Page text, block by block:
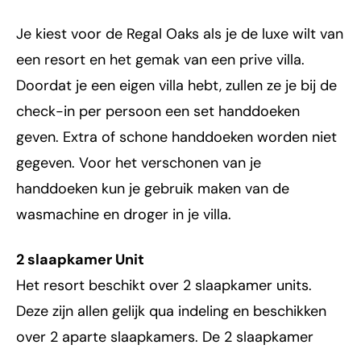
Je kiest voor de Regal Oaks als je de luxe wilt van
een resort en het gemak van een prive villa.
Doordat je een eigen villa hebt, zullen ze je bij de
check-in per persoon een set handdoeken
geven. Extra of schone handdoeken worden niet
gegeven. Voor het verschonen van je
handdoeken kun je gebruik maken van de
wasmachine en droger in je villa.
2 slaapkamer Unit
Het resort beschikt over 2 slaapkamer units.
Deze zijn allen gelijk qua indeling en beschikken
over 2 aparte slaapkamers. De 2 slaapkamer